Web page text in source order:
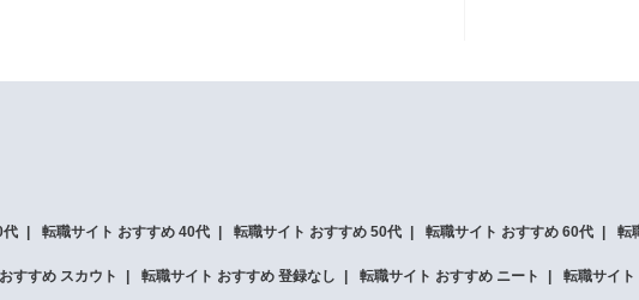
代 転職サイト おすすめ 40代 転職サイト おすすめ 50代 転職サイト おすすめ 60代 転
すすめ スカウト 転職サイト おすすめ 登録なし 転職サイト おすすめ ニート 転職サイ